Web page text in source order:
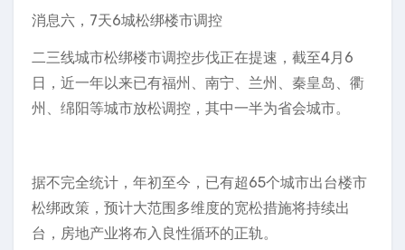
消息六，7天6城松绑楼市调控
二三线城市松绑楼市调控步伐正在提速，截至4月6
日，近一年以来已有福州、南宁、兰州、秦皇岛、衢
州、绵阳等城市放松调控，其中一半为省会城市。
据不完全统计，年初至今，已有超65个城市出台楼市
松绑政策，预计大范围多维度的宽松措施将持续出
台，房地产业将布入良性循环的正轨。